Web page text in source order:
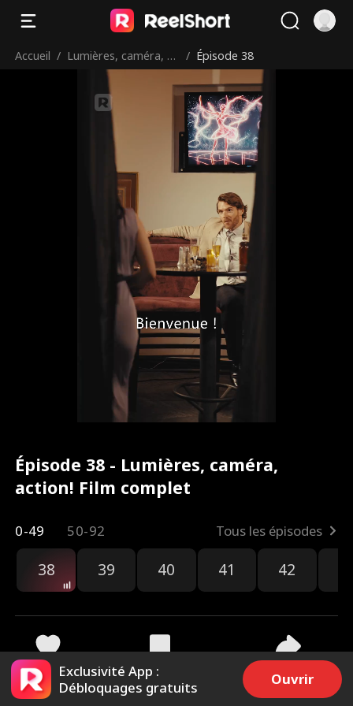
Accueil / Lumières, caméra, ac
/ Épisode 38
Épisode 38 - Lumières, caméra,
action! Film complet
0-49 50-92 Tous les épisodes
38 39 40 41 42
3.1k 77.8k Partager
Exclusivité App :
Débloquages gratuits
Ouvrir